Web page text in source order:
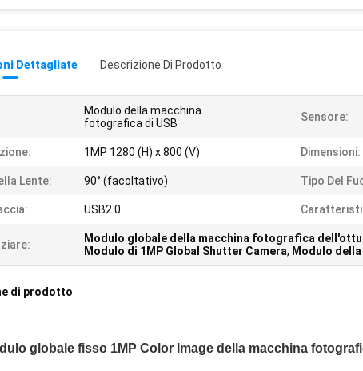
Dettagliate Descrizione Di Prodotto
Modulo della macchina
fotografica di USB
Sensore:
1MP 1280 (H) x 800 (V) Dimensioni:
Lente: 90° (facoltativo) Tipo Del
USB2.0
Modulo globale della macchina fotografica
Modulo di 1MP Global Shutter Camera, Modulo
di prodotto
globale fisso 1MP Color Image della macchina